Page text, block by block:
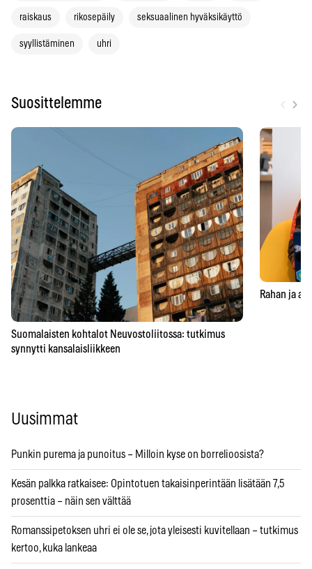
raiskaus rikosepäily seksuaalinen hyväksikäyttö
syyllistäminen uhri
Suosittelemme ›
Suomalaisten kohtalot Neuvostoliitossa: tutkimus
synnytti kansalaisliikkeen
Rahan ja
Uusimmat
Punkin purema ja punoitus – Milloin kyse on borrelioosista?
Kesän palkka ratkaisee: Opintotuen takaisinperintään lisätään 7,5
prosenttia – näin sen välttää
Romanssipetoksen uhri ei ole se, jota yleisesti kuvitellaan – tutkimus
kertoo, kuka lankeaa